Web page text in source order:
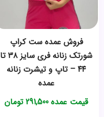
فروش عمده ست کراپ
شورتک زنانه فری سایز ۳۸ تا
۴۴ – تاپ و تیشرت زنانه
عمده
قیمت عمده291,500 تومان